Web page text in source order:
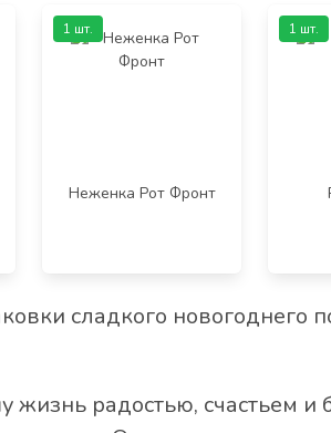
Неженка Рот Фронт
1 шт. 1 шт.
сладкого новогоднего
радостью, счастьем